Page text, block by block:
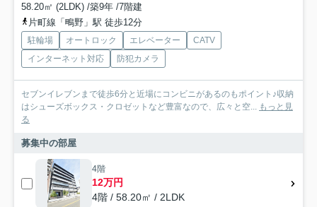
58.20㎡ (2LDK) /築9年 /7階建
片町線「鴫野」駅 徒歩12分
駐輪場 オートロック エレベーター
CATV
インターネット対応
防犯カメラ
セブンイレブンまで徒歩6分と近場にコンビニがあるのもポイント♪収納
はシューズボックス・クロゼットなど豊富なので、広々と空... もっと見
る
募集中の部屋
4階
12万円
4階 / 58.20㎡ / 2LDK